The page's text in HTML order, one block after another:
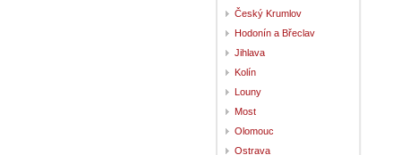
Český Krumlov
Hodonín a Břeclav
Jihlava
Kolín
Louny
Most
Olomouc
Ostrava